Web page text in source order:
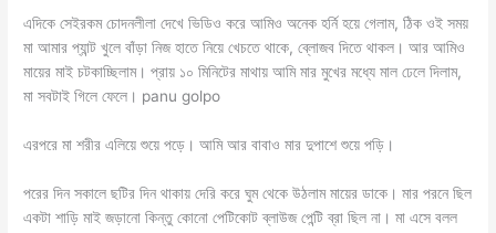
এদিকে সেইরকম চোদনলীলা দেখে ভিডিও করে আমিও অনেক হর্নি হয়ে গেলাম, ঠিক ওই সময়
মা আমার প্যান্ট খুলে বাঁড়া নিজ হাতে নিয়ে খেচতে থাকে, ব্লোজব দিতে থাকল। আর আমিও
মায়ের মাই চটকাচ্ছিলাম। প্রায় ১০ মিনিটের মাথায় আমি মার মুখের মধ্যে মাল ঢেলে দিলাম,
মা সবটাই গিলে ফেলে। panu golpo
এরপরে মা শরীর এলিয়ে শুয়ে পড়ে। আমি আর বাবাও মার দুপাশে শুয়ে পড়ি।
পরের দিন সকালে ছটির দিন থাকায় দেরি করে ঘুম থেকে উঠলাম মায়ের ডাকে। মার পরনে ছিল
একটা শাড়ি মাই জড়ানো কিন্তু কোনো পেটিকোট ব্লাউজ পেন্টি ব্রা ছিল না। মা এসে বলল